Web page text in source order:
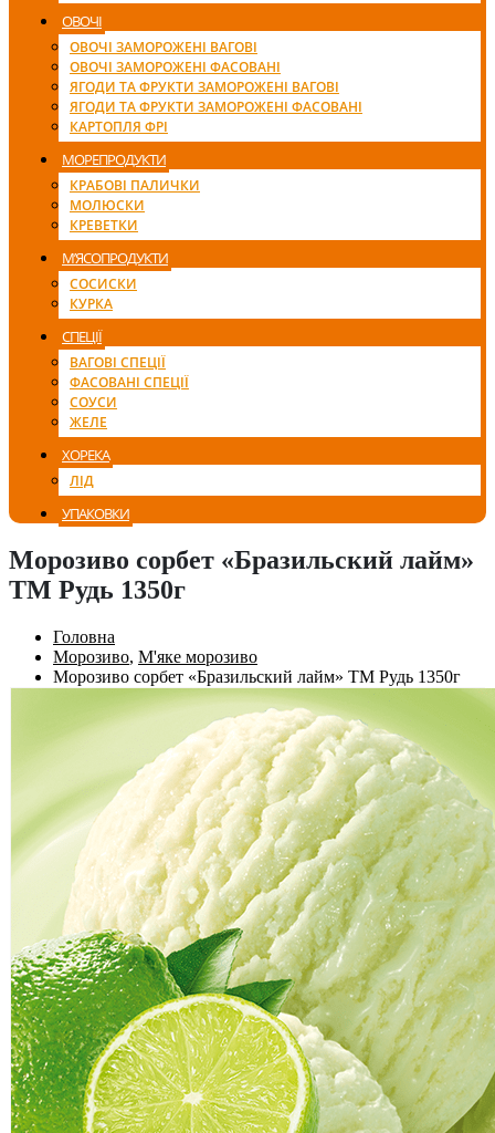
ОВОЧІ
ОВОЧІ ЗАМОРОЖЕНІ ВАГОВІ
ОВОЧІ ЗАМОРОЖЕНІ ФАСОВАНІ
ЯГОДИ ТА ФРУКТИ ЗАМОРОЖЕНІ ВАГОВІ
ЯГОДИ ТА ФРУКТИ ЗАМОРОЖЕНІ ФАСОВАНІ
КАРТОПЛЯ ФРІ
МОРЕПРОДУКТИ
КРАБОВІ ПАЛИЧКИ
МОЛЮСКИ
КРЕВЕТКИ
М’ЯСОПРОДУКТИ
СОСИСКИ
КУРКА
СПЕЦІЇ
ВАГОВІ СПЕЦІЇ
ФАСОВАНІ СПЕЦІЇ
СОУСИ
ЖЕЛЕ
ХОРЕКА
ЛІД
УПАКОВКИ
Морозиво сорбет «Бразильский лайм»
ТМ Рудь 1350г
Головна
Морозиво, М'яке морозиво
Морозиво сорбет «Бразильский лайм» ТМ Рудь 1350г